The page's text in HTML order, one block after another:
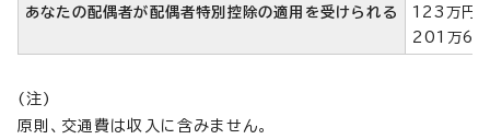
あなたの配偶者が配偶者特別控除の適用を受けられる
123万円
201万6千
(注)
原則、交通費は収入に含みません。